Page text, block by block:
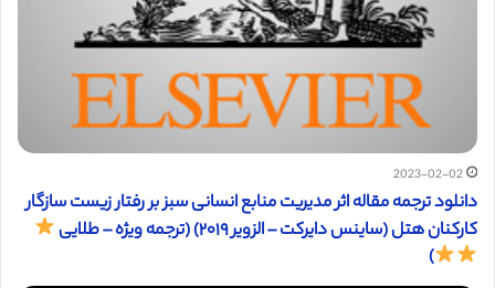
2023-02-02
دانلود ترجمه مقاله اثر مدیریت منابع انسانی سبز بر رفتار زیست سازگار
کارکنان هتل (ساینس دایرکت – الزویر ۲۰۱۹) (ترجمه ویژه – طلایی
)